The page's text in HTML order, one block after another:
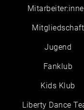
Mitgliedschaft
Jugend
Fanklub
Kids Klub
Liberty Dance